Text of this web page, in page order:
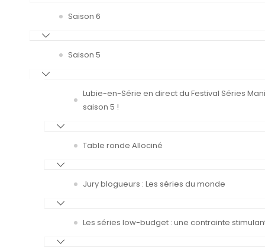
Saison 6
Saison 5
Lubie-en-Série en direct du Festival Séries
saison 5 !
Table ronde Allociné
Jury blogueurs : Les séries du monde
Les séries low-budget : une contrainte